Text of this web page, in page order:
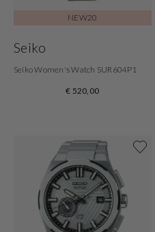
NEW20
Seiko
Seiko Women's Watch SUR604P1
€ 520,00